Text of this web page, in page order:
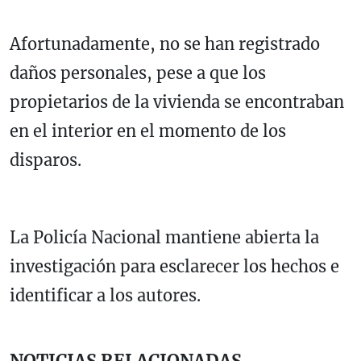
Afortunadamente, no se han registrado
daños personales, pese a que los
propietarios de la vivienda se encontraban
en el interior en el momento de los
disparos.
La Policía Nacional mantiene abierta la
investigación para esclarecer los hechos e
identificar a los autores.